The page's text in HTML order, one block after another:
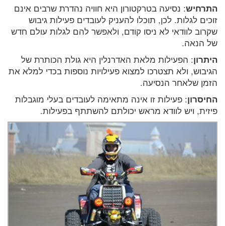
התרחיש: נסיעה בטרקטורון היא חוויה נהדרת שרבים אינם
זוכים לגלות. לכן, תוכלו להעניק לעובדים פעילות גיבוש
שקרוב לוודאי לא ניסו קודם, ולאפשר להם לגלות עולם חדש
של הנאה.
היתרון: הפעילות מלאת האדרנלין היא גולת הכותרת של
הגיבוש, ולא תצטרכו למצוא פעילויות נוספות בכדי למלא את
הזמן שלאחר הנסיעה.
החיסרון: פעילות זו אינה מתאימה לעובדים בעלי מוגבלות
פיזית, ויש לוודא מראש יכולתם להשתתף בפעילות.